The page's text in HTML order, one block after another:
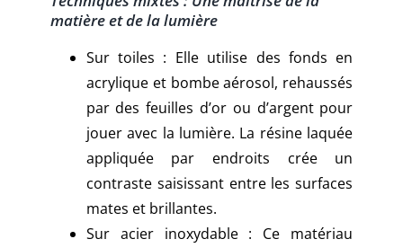
matière et de la lumière
Sur toiles : Elle utilise des fonds en
acrylique et bombe aérosol, rehaussés
par des feuilles d’or ou d’argent pour
jouer avec la lumière. La résine laquée
appliquée par endroits crée un
contraste saisissant entre les surfaces
mates et brillantes.
Sur acier inoxydable : Ce matériau